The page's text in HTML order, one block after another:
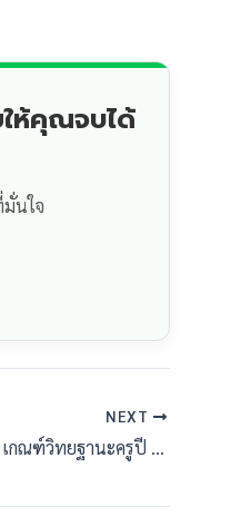
ห้คุณจบได้
นใจ
NEXT
สรุปจบในที่เดียว! เกณฑ์วิทยฐานะครูปี 2026 ทุกระดับที่ครูไทยห้ามพลาด